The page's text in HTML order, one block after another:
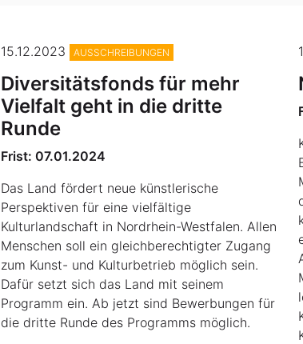
15.12.2023 AUSSCHREIBUNGEN
Diversitätsfonds für mehr
Vielfalt geht in die dritte
Runde
Frist: 07.01.2024
Das Land fördert neue künstlerische
Perspektiven für eine vielfältige
Kulturlandschaft in Nordrhein-Westfalen. Allen
Menschen soll ein gleichberechtigter Zugang
zum Kunst- und Kulturbetrieb möglich sein.
Dafür setzt sich das Land mit seinem
Programm ein. Ab jetzt sind Bewerbungen für
die dritte Runde des Programms möglich.